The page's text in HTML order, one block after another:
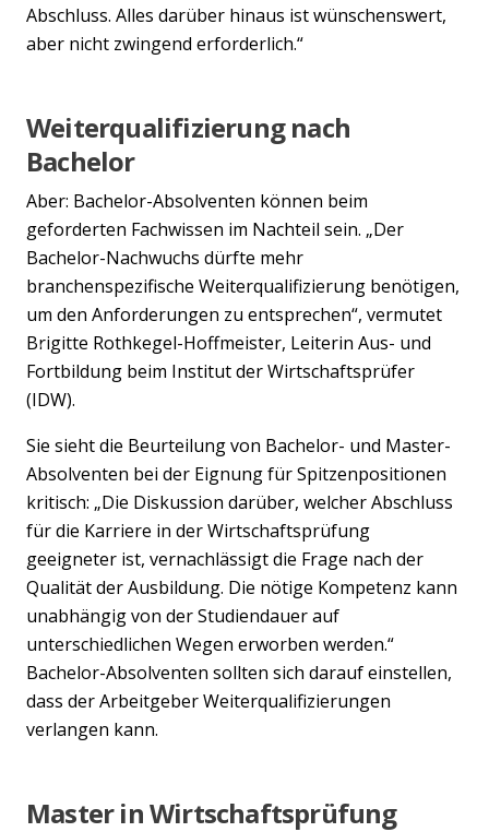
Previous
Abschluss. Alles darüber hinaus ist wünschenswert,
aber nicht zwingend erforderlich.“
Weiterqualifizierung nach
Bachelor
Aber: Bachelor-Absolventen können beim
geforderten Fachwissen im Nachteil sein. „Der
Bachelor-Nachwuchs dürfte mehr
branchenspezifische Weiterqualifizierung benötigen,
um den Anforderungen zu entsprechen“, vermutet
Brigitte Rothkegel-Hoffmeister, Leiterin Aus- und
Fortbildung beim Institut der Wirtschaftsprüfer
(IDW).
Sie sieht die Beurteilung von Bachelor- und Master-
Absolventen bei der Eignung für Spitzenpositionen
kritisch: „Die Diskussion darüber, welcher Abschluss
für die Karriere in der Wirtschaftsprüfung
geeigneter ist, vernachlässigt die Frage nach der
Qualität der Ausbildung. Die nötige Kompetenz kann
unabhängig von der Studiendauer auf
unterschiedlichen Wegen erworben werden.“
Bachelor-Absolventen sollten sich darauf einstellen,
dass der Arbeitgeber Weiterqualifizierungen
verlangen kann.
Master in Wirtschaftsprüfung